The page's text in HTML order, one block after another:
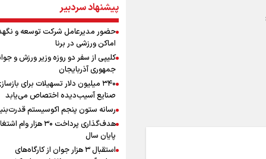
هیچ اختلافی میان دولت و نیروهای
وجود ندارد
پیش
طلا و دلار در آستانه یک تغییر مهم
همتی: اظهارات جدید آمریکا با
سازگار نیست
رونمایی از شماره پیراهن جدید
استقلال
افزایش شمار شهدای لبنان به چهار
۳۳۵ شهید
دبیرکل گردان‌های سیدالشهدا عراق:
تجاوزهای عربستان همچنان در دستور
پیشنهاد سردبیر
حضور مدیرعامل شرکت توسعه و
اماکن ورزشی در برنا
کلیپی از سفر دو روزه وزیر ورزش و
جمهوری آذربایجان
۳۴۰ میلیون دلار تسهیلات برای
صنایع آسیب‌دیده اختصاص می‌یابد
رسانه ستون پنجم اکوسیستم
هدف‌گذاری پرداخت ۳۰ هزار وام
پایان سال
استقبال ۳ هزار جوان از کارگاه‌های